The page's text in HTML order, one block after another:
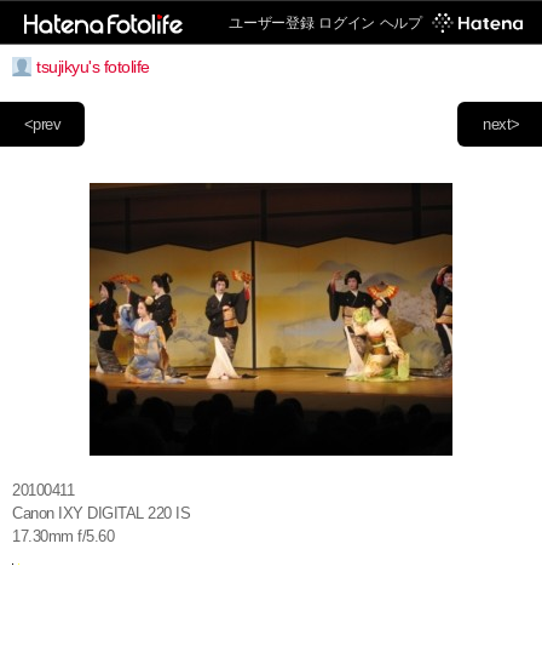
ユーザー登録 ログイン ヘルプ
tsujikyu's fotolife
next>
<prev
20100411
Canon IXY DIGITAL 220 IS
17.30mm f/5.60